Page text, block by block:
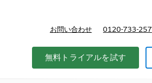
お問い合わせ 0120-733-257
無料トライアルを試す